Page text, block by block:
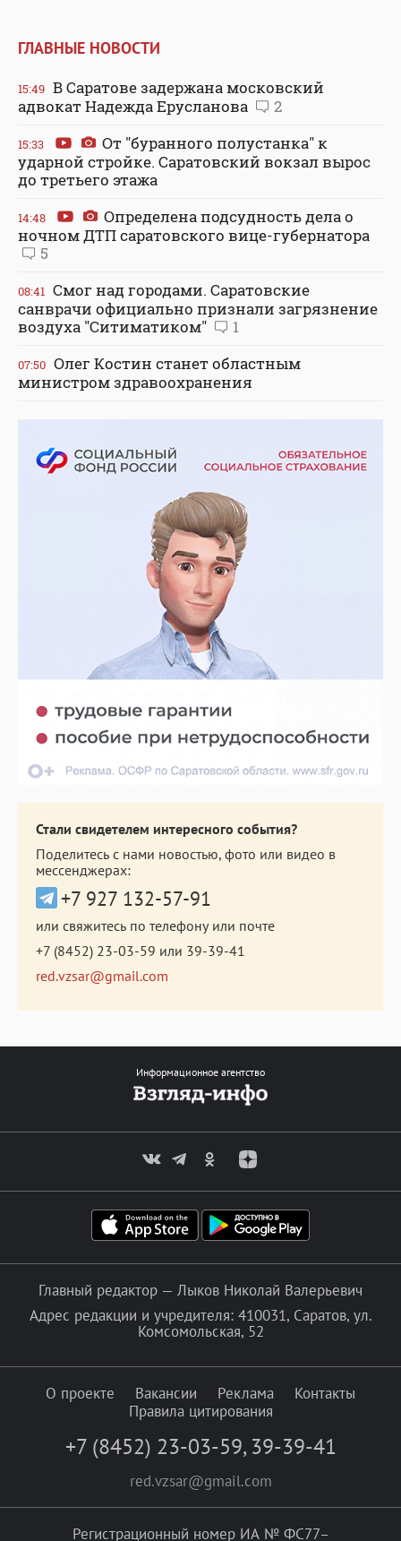
ГЛАВНЫЕ НОВОСТИ
15:49 В Саратове задержана московский
адвокат Надежда Ерусланова
2
15:33
От "буранного полустанка" к
ударной стройке. Саратовский вокзал вырос
до третьего этажа
14:48
Определена подсудность дела о
ночном ДТП саратовского вице-губернатора
5
08:41 Смог над городами. Саратовские
санврачи официально признали загрязнение
воздуха "Ситиматиком"
1
07:50 Олег Костин станет областным
министром здравоохранения
Стали свидетелем интересного события?
Поделитесь с нами новостью, фото или видео в
мессенджерах:
+7 927 132-57-91
или свяжитесь по телефону или почте
+7 (8452) 23-03-59 или 39-39-41
red.vzsar@gmail.com
Информационное агентство
Главный редактор — Лыков Николай Валерьевич
Адрес редакции и учредителя: 410031, Саратов, ул.
Комсомольская, 52
О проекте Вакансии Реклама
Контакты
Правила цитирования
+7 (8452) 23-03-59, 39-39-41
red.vzsar@gmail.com
Регистрационный номер ИА № ФС77–